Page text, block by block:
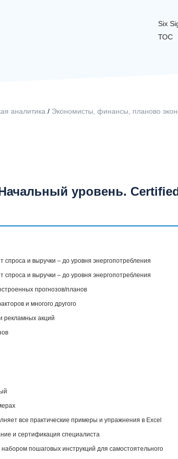
Six
ТОС
аналитика / Экономисты, финансы, планово
уровень.
спроса и выручки – до уровня энергопотребления
спроса и выручки – до уровня энергопотребления
прогнозов/планов
и многого другого
рекламных акций
все практические примеры и упражнения в Excel
и сертификация специалиста
пошаговых инструкций для самостоятельного